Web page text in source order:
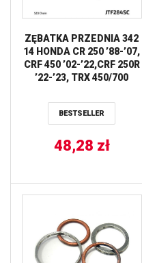
ZĘBATKA PRZEDNIA 342
14 HONDA CR 250 ’88-’07,
CRF 450 ’02-’22,CRF 250R
’22-’23, TRX 450/700
(34214JT) (ŁAŃC. 520) JT
BESTSELLER
48,28 zł